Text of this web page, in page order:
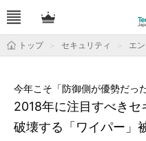
トップ セキュリティ エ
2018年に注目すべき
破壊する「ワイパー」
今年こそ「防御側が優勢だっ